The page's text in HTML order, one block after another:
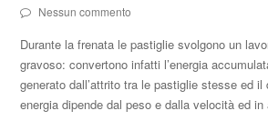
Nessun commento
Durante la frenata le pastiglie svolgono un
gravoso: convertono infatti l’energia
generato dall’attrito tra le pastiglie stesse ed
energia dipende dal peso e dalla velocità ed